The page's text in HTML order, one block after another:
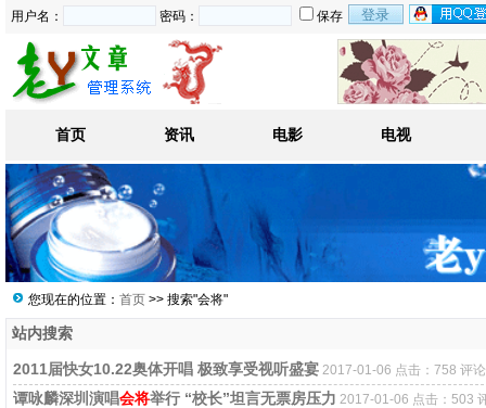
用户名： 密码： 保存
首页 资讯 电影 电视
您现在的位置： 首页 >> 搜索"会将"
站内搜索
2011届快女10.22奥体开唱 极致享受视听盛宴 2017-01-06 点击：758 评
谭咏麟深圳演唱会将举行 “校长”坦言无票房压力 2017-01-06 点击：503